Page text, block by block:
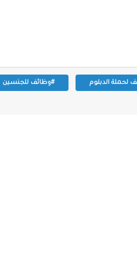
لحملة الدبلوم #وظائف للجنسين